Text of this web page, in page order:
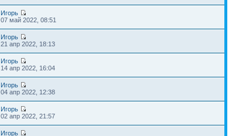
Игорь
07 май 2022, 08:51
Игорь
21 апр 2022, 18:13
Игорь
14 апр 2022, 16:04
Игорь
04 апр 2022, 12:38
Игорь
02 апр 2022, 21:57
Игорь